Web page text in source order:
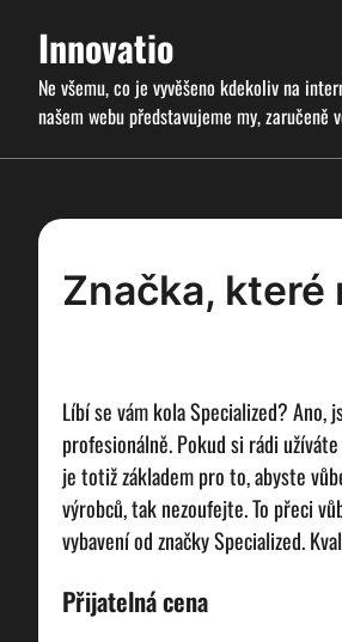
contentInnovatio
Ne všemu, co je vyvěšeno kdekoliv na
našem webu představujeme my, zaručeně
Značka, které
Líbí se vámkola Specialized? Ano,
profesionálně. Pokud si rádi
je totiž základem pro to, abyste
výrobců, tak nezoufejte. To přeci
vybavení od značky Specialized.
Přijatelná cena